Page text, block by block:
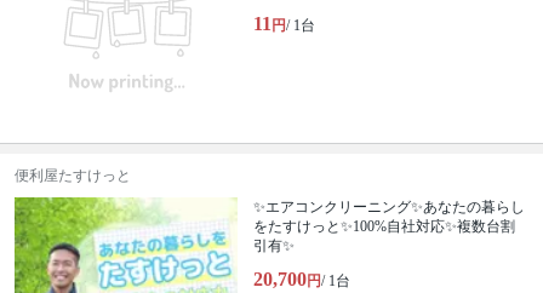
11 円/ 1台
便利屋たすけっと
✨エアコンクリーニング✨あなたの暮らし
をたすけっと✨100%自社対応✨複数台割
引有✨
20,700円/ 1台